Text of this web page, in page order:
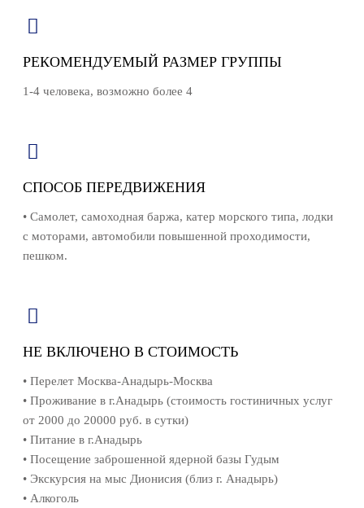
РЕКОМЕНДУЕМЫЙ РАЗМЕР ГРУППЫ
1-4 человека, возможно более 4
СПОСОБ ПЕРЕДВИЖЕНИЯ
• Самолет, самоходная баржа, катер морского типа, лодки
с моторами, автомобили повышенной проходимости,
пешком.
НЕ ВКЛЮЧЕНО В СТОИМОСТЬ
• Перелет Москва-Анадырь-Москва
• Проживание в г.Анадырь (стоимость гостиничных услуг
от 2000 до 20000 руб. в сутки)
• Питание в г.Анадырь
• Посещение заброшенной ядерной базы Гудым
• Экскурсия на мыс Дионисия (близ г. Анадырь)
• Алкоголь